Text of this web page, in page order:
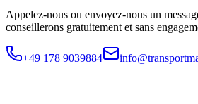
Appelez-nous ou envoyez-nous un
conseillerons gratuitement et sans
+49 178 9039884